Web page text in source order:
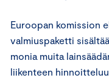
Euroopan komission
valmiuspaketti
monia muita
liikenteen